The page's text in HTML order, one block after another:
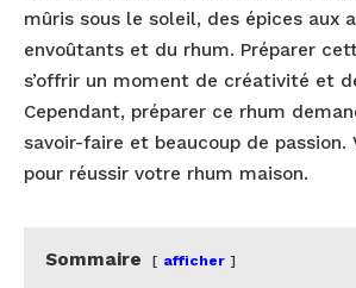
mûris sous le soleil, des épices aux
envoûtants et du rhum. Préparer
s’offrir un moment de créativité et
Cependant, préparer ce rhum
savoir-faire et beaucoup de passion.
pour réussir votre rhum maison.
Sommaire afficher